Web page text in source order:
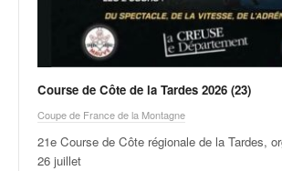
Course de Côte de la Tardes 2026 (23)
Coupe de France de la Montagne
21e Course de Côte régionale de la Tardes,
26 juillet